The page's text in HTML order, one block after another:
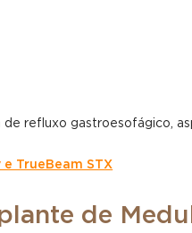
refluxo gastroesofágico,
TrueBeam STX
de